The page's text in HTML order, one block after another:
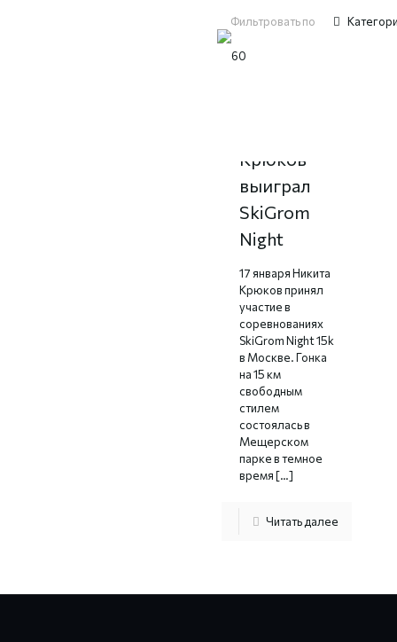
Фильтровать по
Крюков
выиграл
SkiGrom
Night
17 января Никита
Крюков принял
участие в
соревнованиях
SkiGrom Night 15k
в Москве. Гонка
на 15 км
свободным
стилем
состоялась в
Мещерском
парке в темное
время[…]
Читать далее